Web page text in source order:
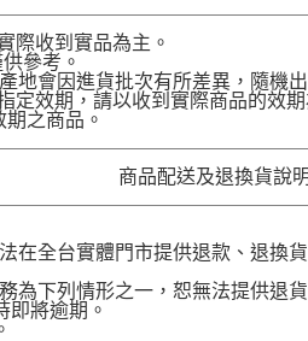
際收到實品為主。
參考。
地會因進貨批次有所差異，隨機出
定效期，請以收到實際商品的效期
之商品。
商品配送及退換貨說明
在全台實體門市提供退款、退換
為下列情形之一，恕無法提供退貨
即將逾期。